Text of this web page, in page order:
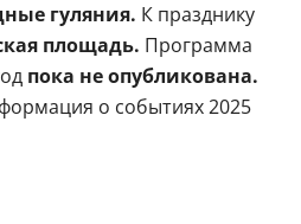
гуляния. К празднику
площадь. Программа
пока не опубликована.
о событиях 2025